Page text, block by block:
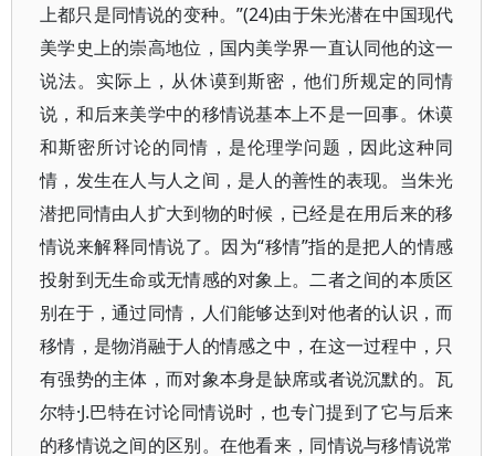
上都只是同情说的变种。”(24)由于朱光潜在中国现代
美学史上的崇高地位，国内美学界一直认同他的这一
说法。实际上，从休谟到斯密，他们所规定的同情
说，和后来美学中的移情说基本上不是一回事。休谟
和斯密所讨论的同情，是伦理学问题，因此这种同
情，发生在人与人之间，是人的善性的表现。当朱光
潜把同情由人扩大到物的时候，已经是在用后来的移
情说来解释同情说了。因为“移情”指的是把人的情感
投射到无生命或无情感的对象上。二者之间的本质区
别在于，通过同情，人们能够达到对他者的认识，而
移情，是物消融于人的情感之中，在这一过程中，只
有强势的主体，而对象本身是缺席或者说沉默的。瓦
尔特·J.巴特在讨论同情说时，也专门提到了它与后来
的移情说之间的区别。在他看来，同情说与移情说常